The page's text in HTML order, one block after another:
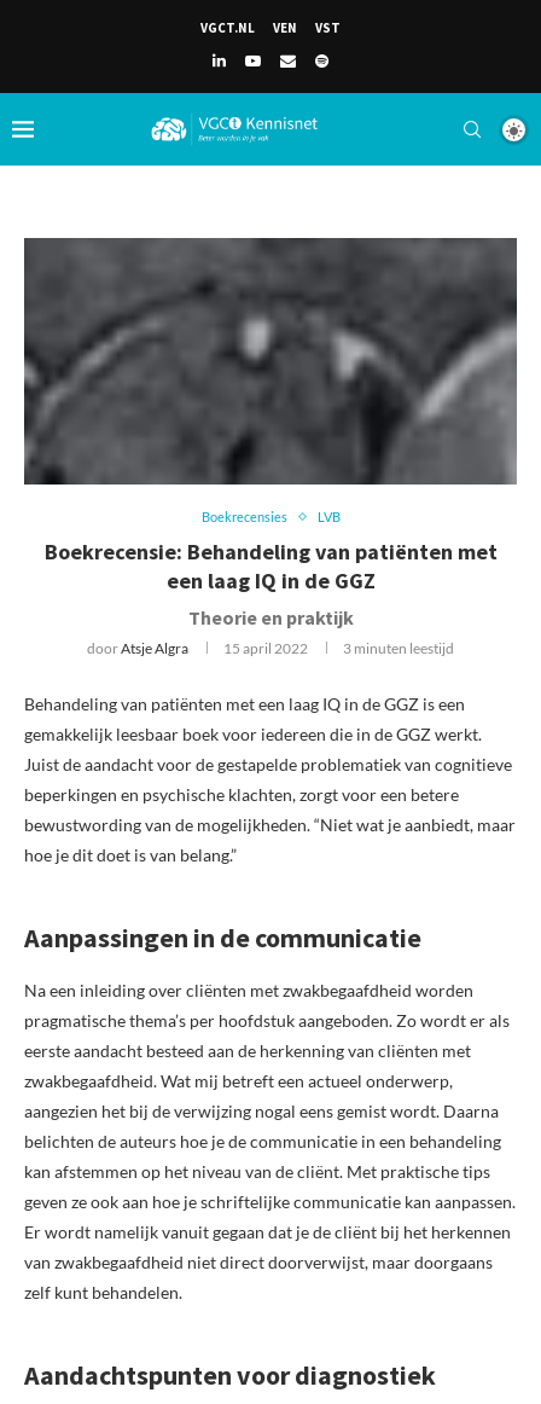
VGCT.NL VEN VST
Boekrecensies LVB
Boekrecensie: Behandeling van patiënten met
een laag IQ in de GGZ
Theorie en praktijk
doorAtsje Algra 15 april 2022 3 minuten leestijd
Behandeling van patiënten met een laag IQ in de GGZ is een
gemakkelijk leesbaar boek voor iedereen die in de GGZ werkt.
Juist de aandacht voor de gestapelde problematiek van cognitieve
beperkingen en psychische klachten, zorgt voor een betere
bewustwording van de mogelijkheden. “Niet wat je aanbiedt, maar
hoe je dit doet is van belang.”
Aanpassingen in de communicatie
Na een inleiding over cliënten met zwakbegaafdheid worden
pragmatische thema’s per hoofdstuk aangeboden. Zo wordt er als
eerste aandacht besteed aan de herkenning van cliënten met
zwakbegaafdheid. Wat mij betreft een actueel onderwerp,
aangezien het bij de verwijzing nogal eens gemist wordt. Daarna
belichten de auteurs hoe je de communicatie in een behandeling
kan afstemmen op het niveau van de cliënt. Met praktische tips
geven ze ook aan hoe je schriftelijke communicatie kan aanpassen.
Er wordt namelijk vanuit gegaan dat je de cliënt bij het herkennen
van zwakbegaafdheid niet direct doorverwijst, maar doorgaans
zelf kunt behandelen.
Aandachtspunten voor diagnostiek